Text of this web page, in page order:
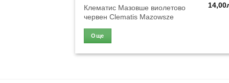
Клематис Мазовше виолетово
червен Clematis Mazowsze
14,00
Още